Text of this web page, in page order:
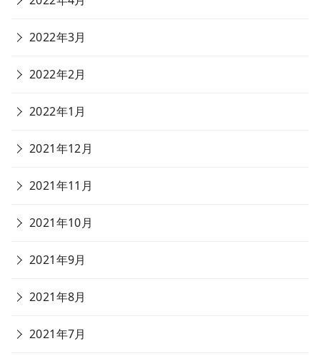
2022年3月
2022年2月
2022年1月
2021年12月
2021年11月
2021年10月
2021年9月
2021年8月
2021年7月